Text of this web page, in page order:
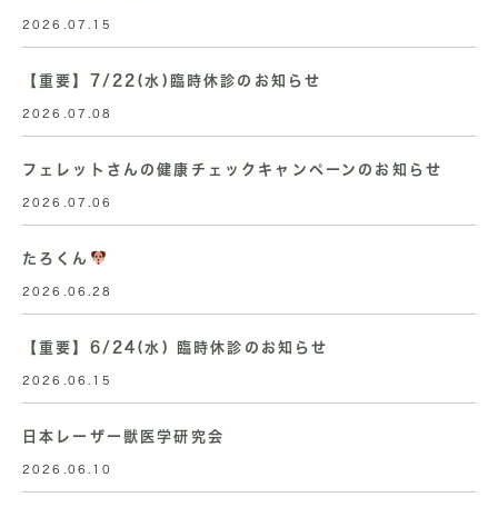
2026.07.15
【重要】7/22(水)臨時休診のお知らせ
2026.07.08
フェレットさんの健康チェックキャンペーンのお知らせ
2026.07.06
たろくん
2026.06.28
【重要】6/24(水) 臨時休診のお知らせ
2026.06.15
日本レーザー獣医学研究会
2026.06.10